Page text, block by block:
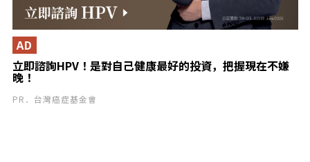
立即諮詢HPV！是對自己健康最好的投資，把握現在不嫌
晚！
AD
PR．台灣癌症基金會